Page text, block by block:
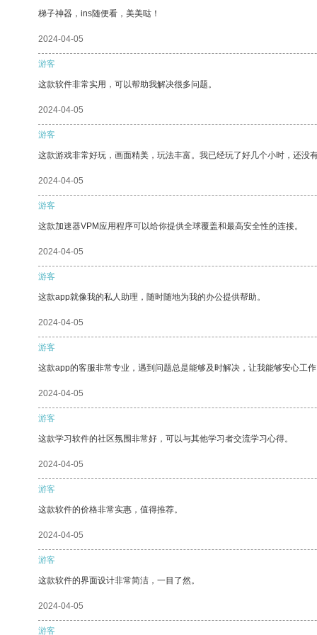
梯子神器，ins随便看，美美哒！
2024-04-05
游客
这款软件非常实用，可以帮助我解决很多问题。
2024-04-05
游客
这款游戏非常好玩，画面精美，玩法丰富。我已经玩了好几个小时，还没
2024-04-05
游客
这款加速器VPM应用程序可以给你提供全球覆盖和最高安全性的连接。
2024-04-05
游客
这款app就像我的私人助理，随时随地为我的办公提供帮助。
2024-04-05
游客
这款app的客服非常专业，遇到问题总是能够及时解决，让我能够安心工
2024-04-05
游客
这款学习软件的社区氛围非常好，可以与其他学习者交流学习心得。
2024-04-05
游客
这款软件的价格非常实惠，值得推荐。
2024-04-05
游客
这款软件的界面设计非常简洁，一目了然。
2024-04-05
游客